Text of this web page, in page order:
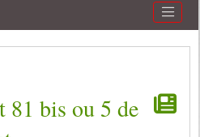
81 bis ou 5 de